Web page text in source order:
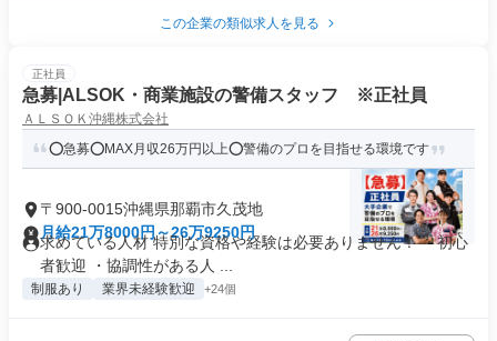
この企業の類似求人を見る
正社員
急募|ALSOK・商業施設の警備スタッフ ※正社員
ＡＬＳＯＫ沖縄株式会社
⭕急募⭕MAX月収26万円以上⭕警備のプロを目指せる環境です
〒900-0015沖縄県那覇市久茂地
月給21万8000円～26万9250円
求めている人材 特別な資格や経験は必要ありません！ ・初心
者歓迎 ・協調性がある人 ...
制服あり 業界未経験歓迎 +24個